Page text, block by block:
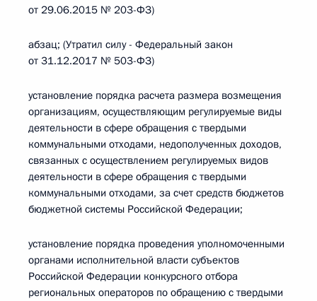
от 29.06.2015 № 203-ФЗ)
абзац; (Утратил силу - Федеральный закон
от 31.12.2017 № 503-ФЗ)
установление порядка расчета размера возмещения
организациям, осуществляющим регулируемые виды
деятельности в сфере обращения с твердыми
коммунальными отходами, недополученных доходов,
связанных с осуществлением регулируемых видов
деятельности в сфере обращения с твердыми
коммунальными отходами, за счет средств бюджетов
бюджетной системы Российской Федерации;
установление порядка проведения уполномоченными
органами исполнительной власти субъектов
Российской Федерации конкурсного отбора
региональных операторов по обращению с твердыми